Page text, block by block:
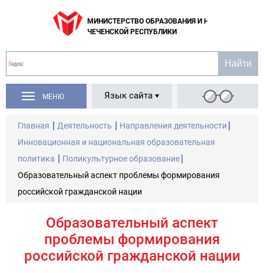
МИНИСТЕРСТВО ОБРАЗОВАНИЯ И НАУКИ
ЧЕЧЕНСКОЙ РЕСПУБЛИКИ
МЕНЮ Язык сайта
Главная Деятельность
Направления деятельности
Инновационная и национальная образовательная
политика
Поликультурное образование
Образовательный аспект проблемы формирования
российской гражданской нации
Образовательный аспект
проблемы формирования
российской гражданской нации